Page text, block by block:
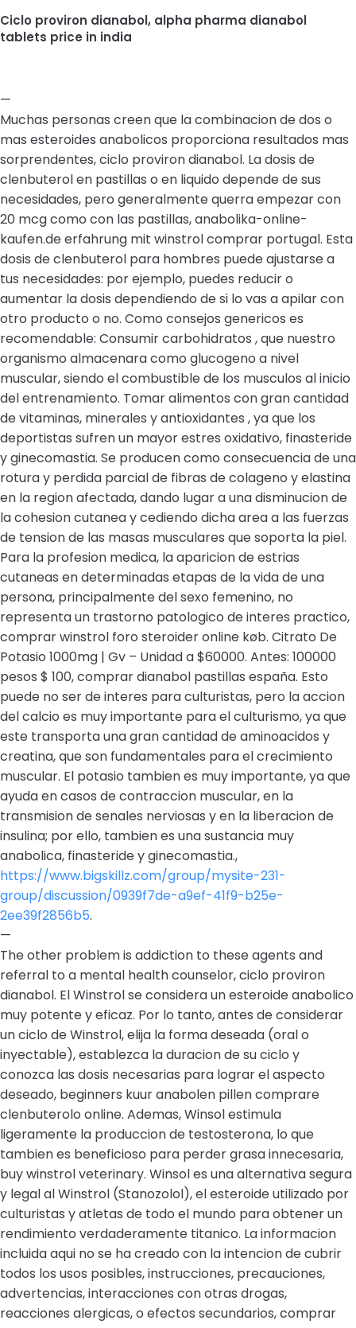
Ciclo proviron dianabol, alpha pharma dianabol
tablets price in india
—
Muchas personas creen que la combinacion de dos o
mas esteroides anabolicos proporciona resultados mas
sorprendentes, ciclo proviron dianabol. La dosis de
clenbuterol en pastillas o en liquido depende de sus
necesidades, pero generalmente querra empezar con
20 mcg como con las pastillas, anabolika-online-
kaufen.de erfahrung mit winstrol comprar portugal. Esta
dosis de clenbuterol para hombres puede ajustarse a
tus necesidades: por ejemplo, puedes reducir o
aumentar la dosis dependiendo de si lo vas a apilar con
otro producto o no. Como consejos genericos es
recomendable: Consumir carbohidratos , que nuestro
organismo almacenara como glucogeno a nivel
muscular, siendo el combustible de los musculos al inicio
del entrenamiento. Tomar alimentos con gran cantidad
de vitaminas, minerales y antioxidantes , ya que los
deportistas sufren un mayor estres oxidativo, finasteride
y ginecomastia. Se producen como consecuencia de una
rotura y perdida parcial de fibras de colageno y elastina
en la region afectada, dando lugar a una disminucion de
la cohesion cutanea y cediendo dicha area a las fuerzas
de tension de las masas musculares que soporta la piel.
Para la profesion medica, la aparicion de estrias
cutaneas en determinadas etapas de la vida de una
persona, principalmente del sexo femenino, no
representa un trastorno patologico de interes practico,
comprar winstrol foro steroider online køb. Citrato De
Potasio 1000mg | Gv – Unidad a $60000. Antes: 100000
pesos $ 100, comprar dianabol pastillas españa. Esto
puede no ser de interes para culturistas, pero la accion
del calcio es muy importante para el culturismo, ya que
este transporta una gran cantidad de aminoacidos y
creatina, que son fundamentales para el crecimiento
muscular. El potasio tambien es muy importante, ya que
ayuda en casos de contraccion muscular, en la
transmision de senales nerviosas y en la liberacion de
insulina; por ello, tambien es una sustancia muy
anabolica, finasteride y ginecomastia.,
https://www.bigskillz.com/group/mysite-231-
group/discussion/0939f7de-a9ef-41f9-b25e-
2ee39f2856b5.
—
The other problem is addiction to these agents and
referral to a mental health counselor, ciclo proviron
dianabol. El Winstrol se considera un esteroide anabolico
muy potente y eficaz. Por lo tanto, antes de considerar
un ciclo de Winstrol, elija la forma deseada (oral o
inyectable), establezca la duracion de su ciclo y
conozca las dosis necesarias para lograr el aspecto
deseado, beginners kuur anabolen pillen comprare
clenbuterolo online. Ademas, Winsol estimula
ligeramente la produccion de testosterona, lo que
tambien es beneficioso para perder grasa innecesaria,
buy winstrol veterinary. Winsol es una alternativa segura
y legal al Winstrol (Stanozolol), el esteroide utilizado por
culturistas y atletas de todo el mundo para obtener un
rendimiento verdaderamente titanico. La informacion
incluida aqui no se ha creado con la intencion de cubrir
todos los usos posibles, instrucciones, precauciones,
advertencias, interacciones con otras drogas,
reacciones alergicas, o efectos secundarios, comprar